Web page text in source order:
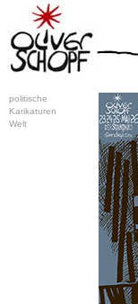
politische
Karikaturen
Welt